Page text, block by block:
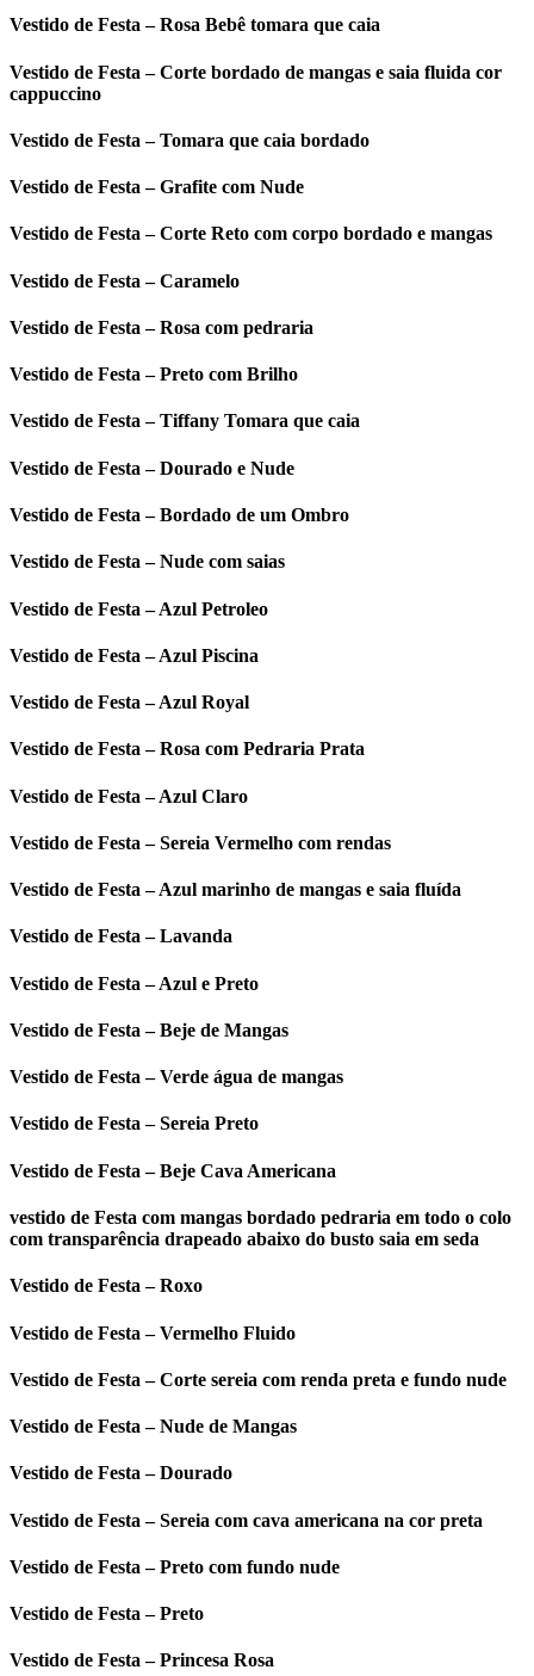
Vestido de Festa – Rosa Bebê tomara que caia
Vestido de Festa – Corte bordado de mangas e saia fluida cor
cappuccino
Vestido de Festa – Tomara que caia bordado
Vestido de Festa – Grafite com Nude
Vestido de Festa – Corte Reto com corpo bordado e mangas
Vestido de Festa – Caramelo
Vestido de Festa – Rosa com pedraria
Vestido de Festa – Preto com Brilho
Vestido de Festa – Tiffany Tomara que caia
Vestido de Festa – Dourado e Nude
Vestido de Festa – Bordado de um Ombro
Vestido de Festa – Nude com saias
Vestido de Festa – Azul Petroleo
Vestido de Festa – Azul Piscina
Vestido de Festa – Azul Royal
Vestido de Festa – Rosa com Pedraria Prata
Vestido de Festa – Azul Claro
Vestido de Festa – Sereia Vermelho com rendas
Vestido de Festa – Azul marinho de mangas e saia fluída
Vestido de Festa – Lavanda
Vestido de Festa – Azul e Preto
Vestido de Festa – Beje de Mangas
Vestido de Festa – Verde água de mangas
Vestido de Festa – Sereia Preto
Vestido de Festa – Beje Cava Americana
vestido de Festa com mangas bordado pedraria em todo o colo
com transparência drapeado abaixo do busto saia em seda
Vestido de Festa – Roxo
Vestido de Festa – Vermelho Fluido
Vestido de Festa – Corte sereia com renda preta e fundo nude
Vestido de Festa – Nude de Mangas
Vestido de Festa – Dourado
Vestido de Festa – Sereia com cava americana na cor preta
Vestido de Festa – Preto com fundo nude
Vestido de Festa – Preto
Vestido de Festa – Princesa Rosa